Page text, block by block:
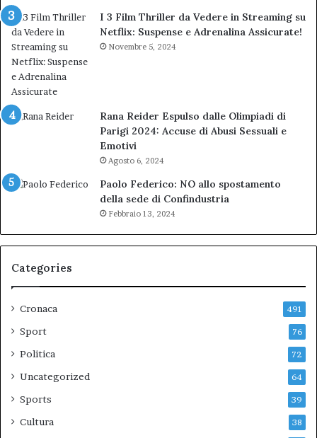
I 3 Film Thriller da Vedere in Streaming su
Netflix: Suspense e Adrenalina Assicurate!
Novembre 5, 2024
Rana Reider Espulso dalle Olimpiadi di
Parigi 2024: Accuse di Abusi Sessuali e
Emotivi
Agosto 6, 2024
Paolo Federico: NO allo spostamento
della sede di Confindustria
Febbraio 13, 2024
Categories
Cronaca 491
Sport 76
Politica 72
Uncategorized 64
Sports 39
Cultura 38